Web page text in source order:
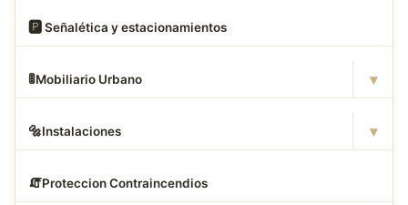
🅿️ Señalética y estacionamientos
🚦Mobiliario Urbano ▾
🔩Instalaciones ▾
🧯Proteccion Contraincendios